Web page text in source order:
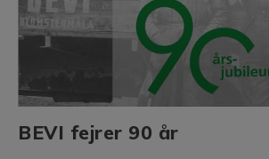
BEVI fejrer 90 år